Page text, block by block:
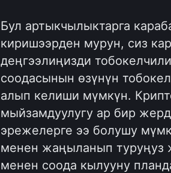
Бул артыкчылыктарга
киришээрден мурун, сиз
деңгээлиңизди
соодасынын өзүнүн
алып келиши мүмкүн.
мыйзамдуулугу ар бир
эрежелерге ээ болушу
менен жаңыланып туруңуз
менен соода кылууну